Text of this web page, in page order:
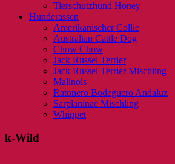
Tierschutzhund Honey
Hunderassen
Amerikanischer Collie
Australian Cattle Dog
Chow Chow
Jack Russel Terrier
Jack Russel Terrier Mischling
Malinois
Ratonero Bodeguero Andaluz
Sarplaninac Mischling
Whippet
k-Wild